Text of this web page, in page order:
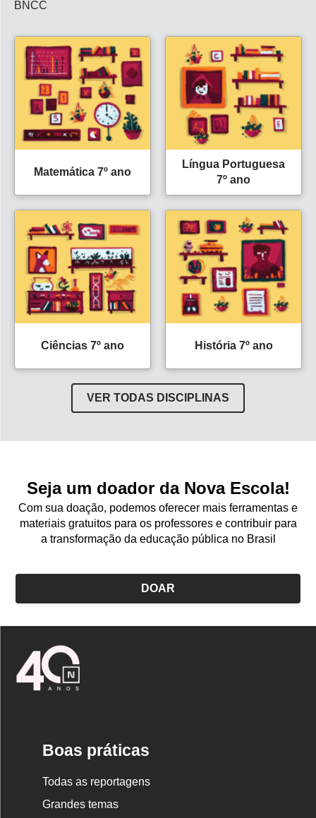
BNCC
Matemática 7º ano
Língua Portuguesa
7º ano
Ciências 7º ano História 7º ano
VER TODAS DISCIPLINAS
Seja um doador da Nova Escola!
Com sua doação, podemos oferecer mais ferramentas e
materiais gratuitos para os professores e contribuir para
a transformação da educação pública no Brasil
DOAR
Boas práticas
Todas as reportagens
Grandes temas